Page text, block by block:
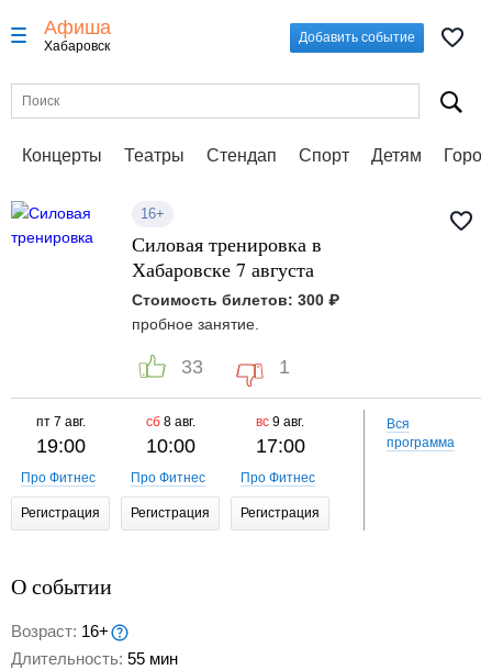
Афиша
Хабаровск
Добавить событие
Концерты Театры Стендап Спорт Детям
16+
Силовая тренировка в
Хабаровске 7 августа
Стоимость билетов: 300 ₽
пробное занятие.
33 1
пт 7 авг.
19:00
Про Фитнес
Регистрация
сб 8 авг.
10:00
Про Фитнес
Регистрация
вс 9 авг.
17:00
Про Фитнес
Регистрация
Вся
программа
О событии
Возраст: 16+
Длительность: 55 мин